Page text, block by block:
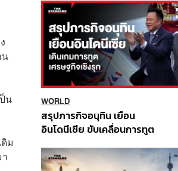
น
น
ม
WORLD
สรุปภารกิจอนุทิน เยือน
อินโดนีเซีย ขับเคลื่อนการทูต
ส่วนยุทธศาสตร์ไทย –